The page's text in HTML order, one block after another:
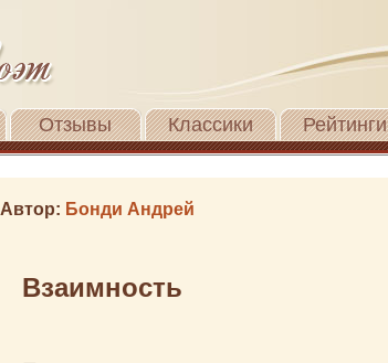
Отзывы Классики Рейтинги
Автор: Бонди Андрей
Взаимность